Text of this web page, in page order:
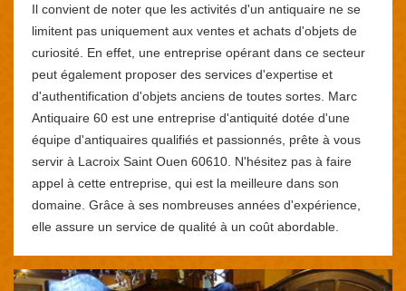
Il convient de noter que les activités d'un antiquaire ne se
limitent pas uniquement aux ventes et achats d'objets de
curiosité. En effet, une entreprise opérant dans ce secteur
peut également proposer des services d'expertise et
d'authentification d'objets anciens de toutes sortes. Marc
Antiquaire 60 est une entreprise d'antiquité dotée d'une
équipe d'antiquaires qualifiés et passionnés, prête à vous
servir à Lacroix Saint Ouen 60610. N'hésitez pas à faire
appel à cette entreprise, qui est la meilleure dans son
domaine. Grâce à ses nombreuses années d'expérience,
elle assure un service de qualité à un coût abordable.